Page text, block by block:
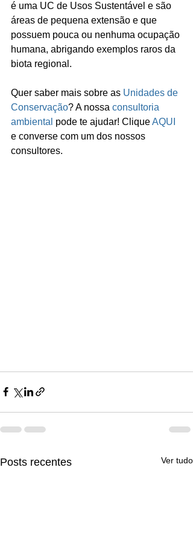
é uma UC de Usos Sustentável e são
áreas de pequena extensão e que
possuem pouca ou nenhuma ocupação
humana, abrigando exemplos raros da
biota regional.
Quer saber mais sobre as Unidades de
Conservação? A nossa consultoria
ambiental pode te ajudar! Clique AQUI
e converse com um dos nossos
consultores.
Posts recentes Ver tudo